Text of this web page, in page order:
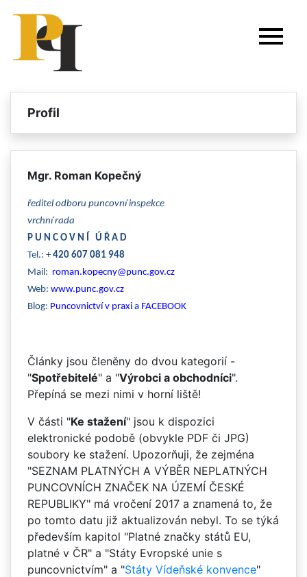
Profil
Mgr. Roman Kopečný
ředitel odboru puncovní inspekce
vrchní rada
P U N C O V N Í Ú Ř A D
Tel.: +420 607 081 948
Mail: roman.kopecny@punc.gov.cz
Web: www.punc.gov.cz
Blog: Puncovnictví v praxi a FACEBOOK
Články jsou členěny do dvou kategorií -
"Spotřebitelé" a "Výrobci a obchodníci".
Přepíná se mezi nimi v horní liště!
V části "Ke stažení" jsou k dispozici
elektronické podobě (obvykle PDF či JPG)
soubory ke stažení. Upozorňuji, že zejména
"SEZNAM PLATNÝCH A VÝBĚR NEPLATNÝCH
PUNCOVNÍCH ZNAČEK NA ÚZEMÍ ČESKÉ
REPUBLIKY" má vročení 2017 a znamená to, že
po tomto datu již aktualizován nebyl. To se týká
především kapitol "Platné značky států EU,
platné v ČR" a "Státy Evropské unie s
puncovnictvím" a "Státy Vídeňské konvence"